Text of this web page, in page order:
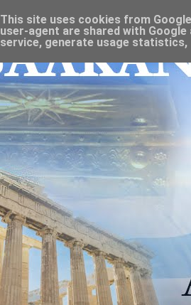
This site uses cookies from
user-agent are shared with
service, generate usage statistics,